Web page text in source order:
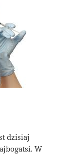
dzisiaj
W